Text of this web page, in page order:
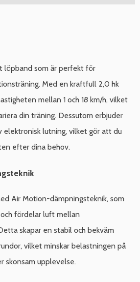
löpband som är perfekt för
Med en kraftfull 2,0 hk
mellan 1 och 18 km/h, vilket
din träning. Dessutom erbjuder
elektronisk lutning, vilket gör att du
efter dina behov.
Air Motion-dämpningsteknik, som
fördelar luft mellan
skapar en stabil och bekväm
vilket minskar belastningen på
skonsam upplevelse.